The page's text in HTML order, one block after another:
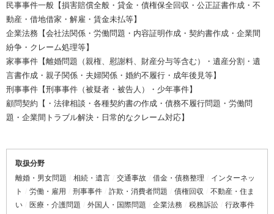
民事事件一般【損害賠償全般・貸金・債権保全回収・公正証書作成・不
動産・借地借家・解雇・賃金未払等】
企業法務【会社法関係・労働問題・内容証明作成・契約書作成・企業間
紛争・クレーム処理等】
家事事件【離婚問題（親権、慰謝料、財産分与等含む）・遺産分割・遺
言書作成・親子関係・夫婦関係・婚約不履行・成年後見等】
刑事事件【刑事事件（被疑者・被告人）・少年事件】
顧問契約【・法律相談・各種契約書の作成・債務不履行問題・労働問
題・企業間トラブル解決・日常的なクレーム対応】
取扱分野
離婚・男女問題
相続・遺言 交通事故 借金・債務整理
インターネッ
ト
労働・雇用 刑事事件 詐欺・消費者問題 債権回収
不動産・住ま
い
医療・介護問題 外国人・国際問題 企業法務 税務訴訟 行政事件